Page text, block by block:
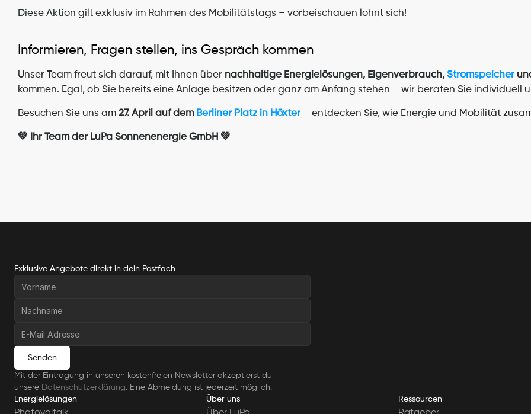
Diese Aktion gilt exklusiv im Rahmen des Mobilitätstags – vorbeischauen lohnt sich!
Informieren, Fragen stellen, ins Gespräch kommen
Unser Team freut sich darauf, mit Ihnen über nachhaltige Energielösungen, Eigenverbrauch, Stromspeicher
kommen. Egal, ob Sie bereits eine Anlage besitzen oder ganz am Anfang stehen – wir beraten Sie individuell
Besuchen Sie uns am 27. April auf dem Berliner Platz in Höxter – entdecken Sie, wie Energie und Mobilität
💚 Ihr Team der LuPa Sonnenenergie GmbH 💚
Energielösungen Über uns Ressourcen
Exklusive Angebote direkt in dein Postfach
Senden
Mit der Eintragung in unseren kostenfreien Newsletter akzeptierst du
unsere Datenschutzerklärung. Eine Abmeldung ist jederzeit möglich.